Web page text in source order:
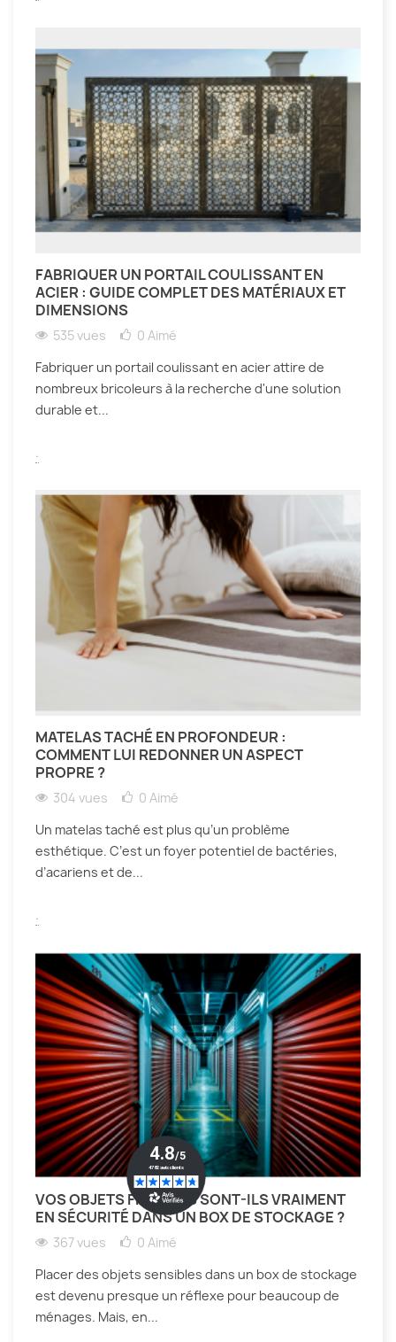
FABRIQUER UN PORTAIL COULISSANT EN
ACIER : GUIDE COMPLET DES MATÉRIAUX ET
DIMENSIONS
535 vues 0 Aimé
Fabriquer un portail coulissant en acier attire de
nombreux bricoleurs à la recherche d'une solution
durable et...
.
MATELAS TACHÉ EN PROFONDEUR :
COMMENT LUI REDONNER UN ASPECT
PROPRE ?
304 vues 0 Aimé
Un matelas taché est plus qu’un problème
esthétique. C’est un foyer potentiel de bactéries,
d’acariens et de...
.
VOS OBJETS FRAGILES SONT-ILS VRAIMENT
EN SÉCURITÉ DANS UN BOX DE STOCKAGE ?
367 vues 0 Aimé
Placer des objets sensibles dans un box de stockage
est devenu presque un réflexe pour beaucoup de
ménages. Mais, en...